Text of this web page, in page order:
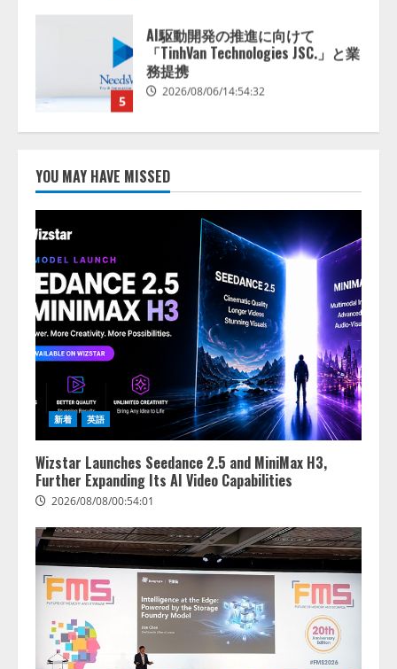
1
【開催報告】次世代AIプラットフ
ォーム「TAIZA」および新サービ
スに関する記者発表会を開催
2026/08/07/17:53:45
し、AIから設定操作できる機能を
拡充
2026/08/07/13:53:50
3
【2026年企業のAI導入・活用に関
する調査】AIを組織として導入で
きている企業は26.8％。AI導入企
業の68.0％が、自社でのAI導入・
活用は「上手くいっている」と回
2026/08/07/13:53:50
ナレッジワーク、AIエンジニア油
井 誠（@myui）が入社。「セール
スAIエージェントOS」「営業領域
の業界特化LLM」の開発とAI研究
開発をリード
2026/08/07/10:54:31
YOU MAY HAVE MISSED
新着 英語
Wizstar Launches Seedance 2.5 and MiniMax H3,
Further Expanding Its AI Video Capabilities
2026/08/08/00:54:01